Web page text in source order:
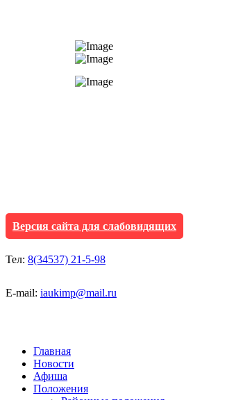
Версия сайта для слабовидящих
Тел: 8(34537) 21-5-98
E-mail: iaukimp@mail.ru
Главная
Новости
Афиша
Положения